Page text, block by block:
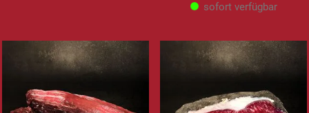
sofort verfügbar